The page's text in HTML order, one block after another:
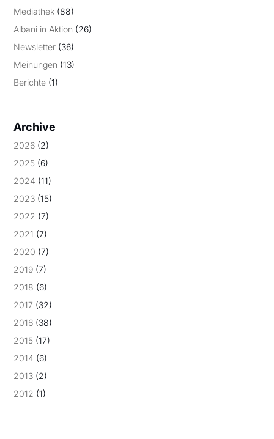
Mediathek (88)
Albani in Aktion (26)
Newsletter (36)
Meinungen (13)
Berichte (1)
Archive
2026 (2)
2025 (6)
2024 (11)
2023 (15)
2022 (7)
2021 (7)
2020 (7)
2019 (7)
2018 (6)
2017 (32)
2016 (38)
2015 (17)
2014 (6)
2013 (2)
2012 (1)